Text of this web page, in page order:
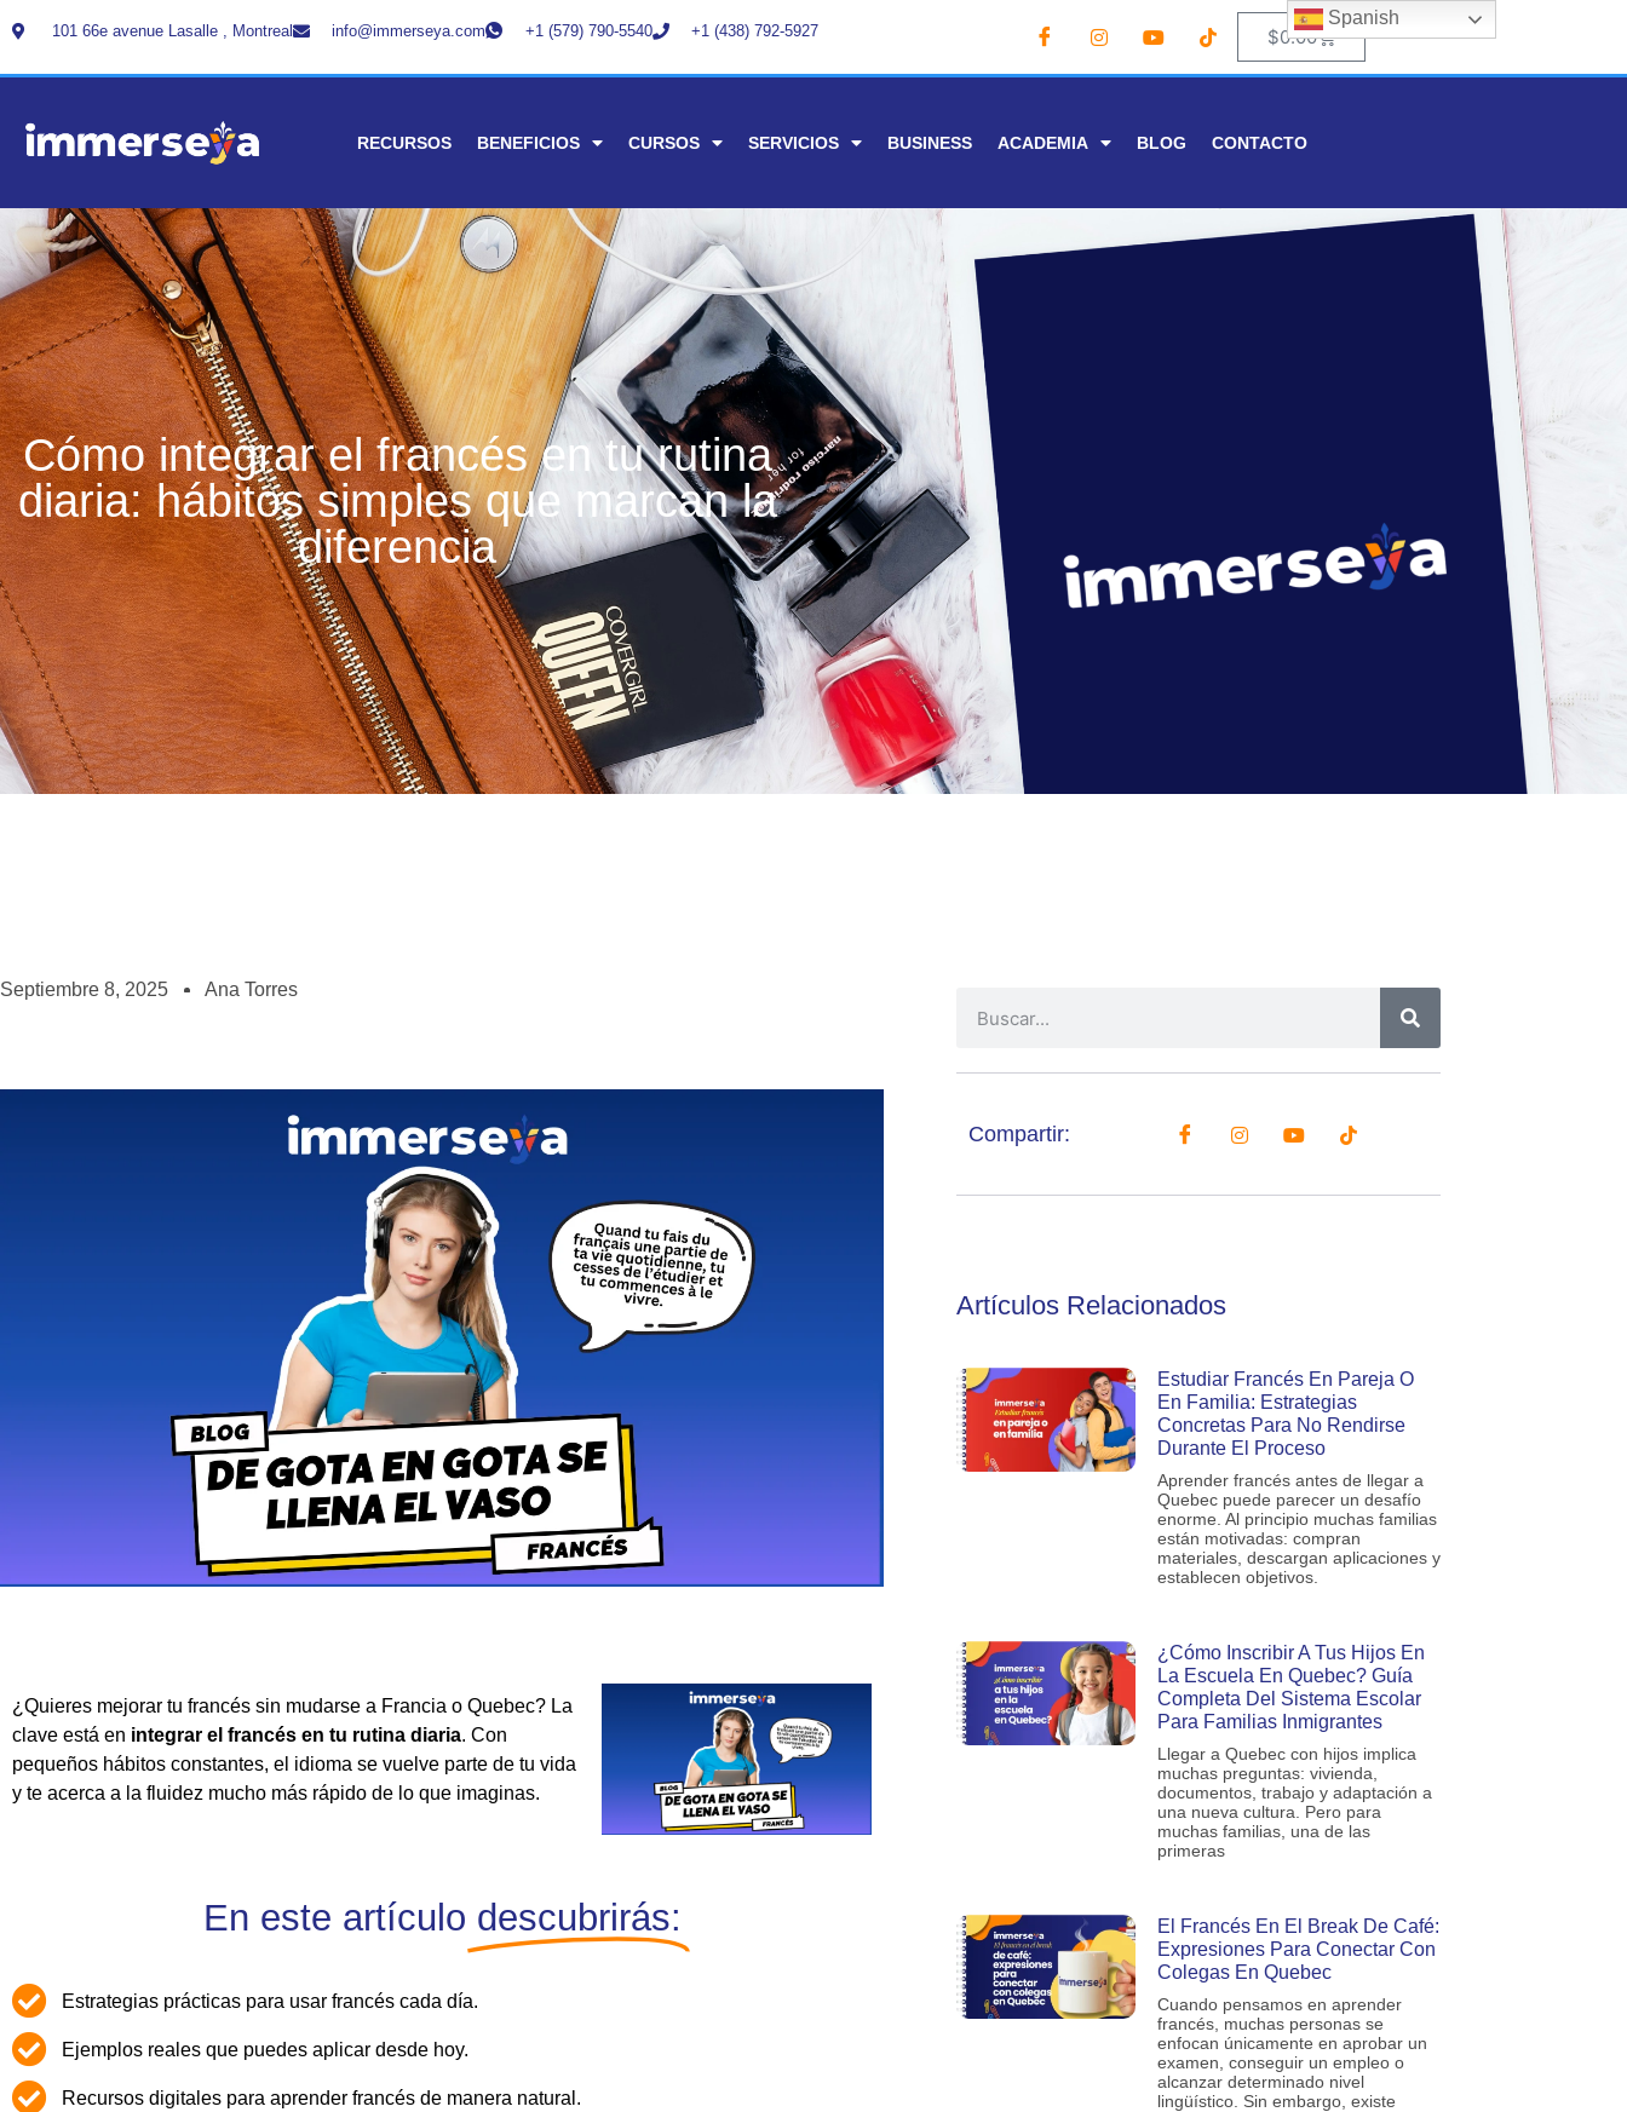
101 66e avenue Lasalle , Montreal info@immerseya.com +1 (579) 790-5540 +1 (438) 792-5927 $0.00 0
RECURSOS BENEFICIOS CURSOS SERVICIOS BUSINESS ACADEMIA BLOG CONTACTO
Cómo integrar el francés en tu rutina
diaria: hábitos simples que marcan la
diferencia
Septiembre 8, 2025 Ana Torres
¿Quieres mejorar tu francés sin mudarse a Francia o Quebec? La
clave está en integrar el francés en tu rutina diaria. Con
pequeños hábitos constantes, el idioma se vuelve parte de tu vida
y te acerca a la fluidez mucho más rápido de lo que imaginas.
En este artículo descubrirás:
Estrategias prácticas para usar francés cada día.
Ejemplos reales que puedes aplicar desde hoy.
Recursos digitales para aprender francés de manera natural.
Compartir:
Artículos Relacionados
Estudiar Francés En Pareja O
En Familia: Estrategias
Concretas Para No Rendirse
Durante El Proceso
Aprender francés antes de llegar a
Quebec puede parecer un desafío
enorme. Al principio muchas familias
están motivadas: compran
materiales, descargan aplicaciones y
establecen objetivos.
¿Cómo Inscribir A Tus Hijos En
La Escuela En Quebec? Guía
Completa Del Sistema Escolar
Para Familias Inmigrantes
Llegar a Quebec con hijos implica
muchas preguntas: vivienda,
documentos, trabajo y adaptación a
una nueva cultura. Pero para
muchas familias, una de las
primeras
El Francés En El Break De Café:
Expresiones Para Conectar Con
Colegas En Quebec
Cuando pensamos en aprender
francés, muchas personas se
enfocan únicamente en aprobar un
examen, conseguir un empleo o
alcanzar determinado nivel
lingüístico. Sin embargo, existe
Spanish